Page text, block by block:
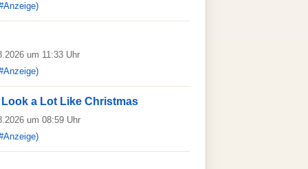
um 11:33 Uhr
a Lot Like Christmas
um 08:59 Uhr